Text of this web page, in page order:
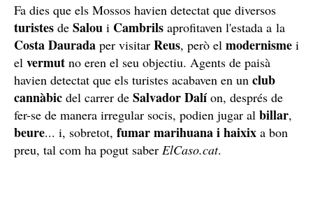
Fa dies que els Mossos havien detectat que diversos
turistes de Salou i Cambrils aprofitaven l'estada a la
CostaDaurada per visitar Reus, però el modernisme i
el vermut no eren el seu objectiu. Agents de paisà
havien detectat que els turistes acabaven en un club
cannàbic del carrer de SalvadorDalíon, després de
fer-se de manera irregular socis, podien jugar al billar,
beure... i, sobretot, fumarmarihuana i haixix a bon
preu, tal com ha pogut saber ElCaso.cat.